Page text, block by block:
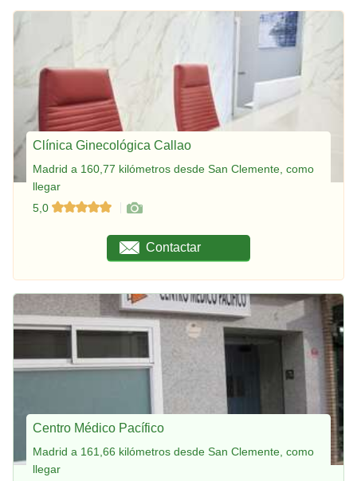
Clínica Ginecológica Callao
Madrid a 160,77 kilómetros desde San Clemente, como
llegar
5,0
Contactar
Centro Médico Pacífico
Madrid a 161,66 kilómetros desde San Clemente, como
llegar